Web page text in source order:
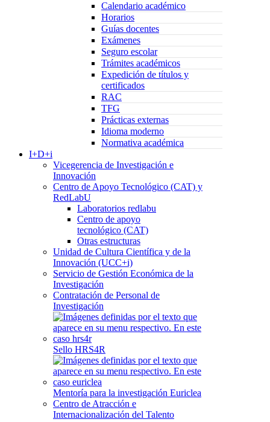
Calendario académico
Horarios
Guías docentes
Exámenes
Seguro escolar
Trámites académicos
Expedición de títulos y
certificados
RAC
TFG
Prácticas externas
Idioma moderno
Normativa académica
I+D+i
Vicegerencia de Investigación e
Innovación
Centro de Apoyo Tecnológico (CAT) y
RedLabU
Laboratorios redlabu
Centro de apoyo
tecnológico (CAT)
Otras estructuras
Unidad de Cultura Científica y de la
Innovación (UCC+i)
Servicio de Gestión Económica de la
Investigación
Contratación de Personal de
Investigación
Sello HRS4R
Mentoría para la investigación Euriclea
Centro de Atracción e
Internacionalización del Talento